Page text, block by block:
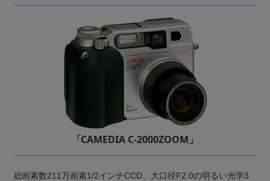
「CAMEDIA C-2000ZOOM」
総画素数211万画素1/2インチCCD、大口径F2.0の明るい光学3